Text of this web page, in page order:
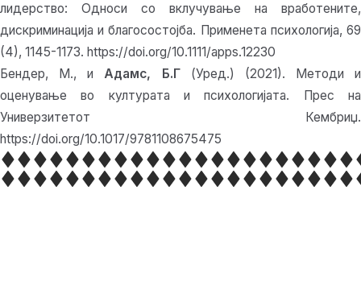
лидерство: Односи со вклучување на вработените,
дискриминација и благосостојба. Применета психологија, 69
(4), 1145-1173. https://doi.org/10.1111/apps.12230
Бендер, М., иАдамс, Б.Г(Уред.) (2021). Методи и
оценување во културата и психологијата. Прес на
Универзитетот Кембриџ.
https://doi.org/10.1017/9781108675475